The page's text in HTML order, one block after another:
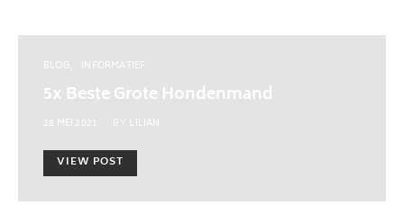
BLOG INFORMATIEF
5x Beste Grote Hondenmand
POSTED
28 MEI 2021 LILIAN
VIEW POST